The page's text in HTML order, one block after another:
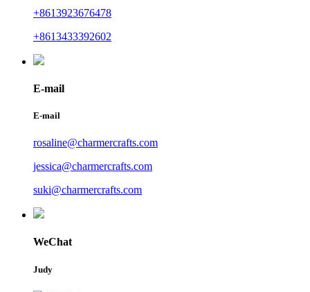
+8613923676478
+8613433392602
E-mail
E-mail
rosaline@charmercrafts.com
jessica@charmercrafts.com
suki@charmercrafts.com
WeChat
Judy